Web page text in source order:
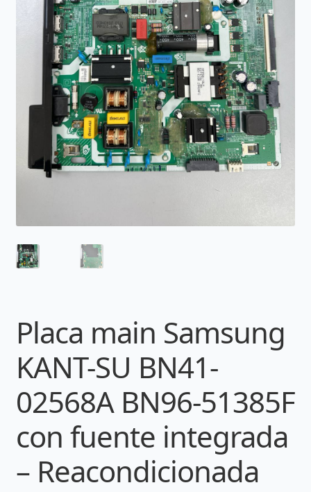
Placa main Samsung
KANT-SU BN41-
02568A BN96-51385F
con fuente integrada
– Reacondicionada